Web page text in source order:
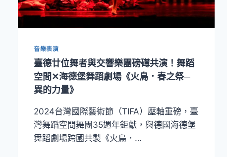
音樂表演
臺德廿位舞者與交響樂團磅礡共演！舞蹈
空間✕海德堡舞蹈劇場《火鳥．春之祭─
異的力量》
2024台灣國際藝術節（TIFA）壓軸重磅，臺
灣舞蹈空間舞團35週年鉅獻，與德國海德堡
舞蹈劇場跨國共製《火鳥．…